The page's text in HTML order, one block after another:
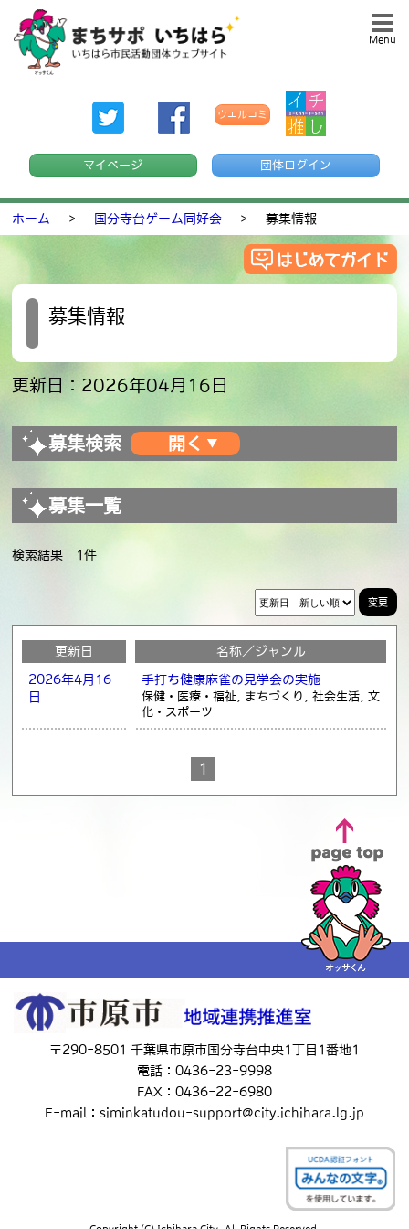
マイページ 団体ログイン
ウエルコミ
Menu
ホーム > 国分寺台ゲーム同好会 > 募集情報
募集情報
更新日：2026年04月16日
募集検索
募集一覧
検索結果 1件
変更
更新日 名称／ジャンル
2026年4月16
日
手打ち健康麻雀の見学会の実施
保健・医療・福祉, まちづくり, 社会生活, 文
化・スポーツ
1
〒290-8501 千葉県市原市国分寺台中央1丁目1番地1
電話：0436-23-9998
FAX：0436-22-6980
E-mail：siminkatudou-support@city.ichihara.lg.jp